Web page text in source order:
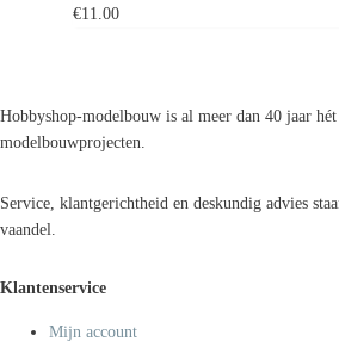
€11.00
Hobbyshop-modelbouw is al meer dan 40 jaar
modelbouwprojecten.
Service, klantgerichtheid en deskundig advies
vaandel.
Klantenservice
Mijn account